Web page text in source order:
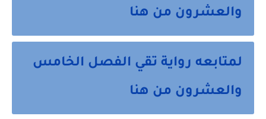
والعشرون من هنا
لمتابعه رواية تقي الفصل الخامس
والعشرون من هنا